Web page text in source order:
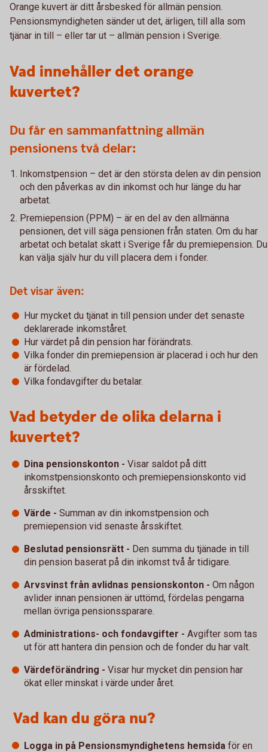
Orange kuvert är ditt årsbesked för allmän pension.
Pensionsmyndigheten sänder ut det, ärligen, till alla som
tjänar in till – eller tar ut – allmän pension i Sverige.
Vad innehåller det orange
kuvertet?
Du får en sammanfattning allmän
pensionens två delar:
Inkomstpension – det är den största delen av din pension
och den påverkas av din inkomst och hur länge du har
arbetat.
Premiepension (PPM) – är en del av den allmänna
pensionen, det vill säga pensionen från staten. Om du har
arbetat och betalat skatt i Sverige får du premiepension. Du
kan välja själv hur du vill placera dem i fonder.
Det visar även:
Hur mycket du tjänat in till pension under det senaste
deklarerade inkomståret.
Hur värdet på din pension har förändrats.
Vilka fonder din premiepension är placerad i och hur den
är fördelad.
Vilka fondavgifter du betalar.
Vad betyder de olika delarna i
kuvertet?
Dina pensionskonton - Visar saldot på ditt
inkomstpensionskonto och premiepensionskonto vid
årsskiftet.
Värde - Summan av din inkomstpension och
premiepension vid senaste årsskiftet.
Beslutad pensionsrätt - Den summa du tjänade in till
din pension baserat på din inkomst två år tidigare.
Arvsvinst från avlidnas pensionskonton - Om någon
avlider innan pensionen är uttömd, fördelas pengarna
mellan övriga pensionssparare.
Administrations- och fondavgifter - Avgifter som tas
ut för att hantera din pension och de fonder du har valt.
Värdeförändring - Visar hur mycket din pension har
ökat eller minskat i värde under året.
Vad kan du göra nu?
Logga in på Pensionsmyndighetens hemsida för en